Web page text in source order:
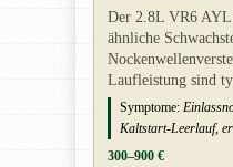
Der 2.8L VR6
ähnliche
Laufleistung sind
Symptome:
Kaltstart-Leerlauf,
300–900 €